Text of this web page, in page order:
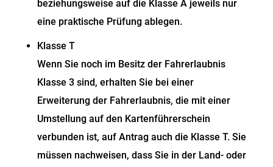
beziehungsweise auf die Klasse A jeweils nur
eine praktische Prüfung ablegen.
Klasse T
Wenn Sie noch im Besitz der Fahrerlaubnis
Klasse 3 sind, erhalten Sie bei einer
Erweiterung der Fahrerlaubnis, die mit einer
Umstellung auf den Kartenführerschein
verbunden ist, auf Antrag auch die Klasse T. Sie
müssen nachweisen, dass Sie in der Land- oder